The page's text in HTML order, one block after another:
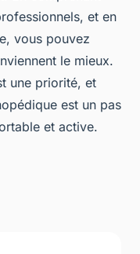
et en
vous pouvez
le mieux.
une priorité, et
est un pas
et active.